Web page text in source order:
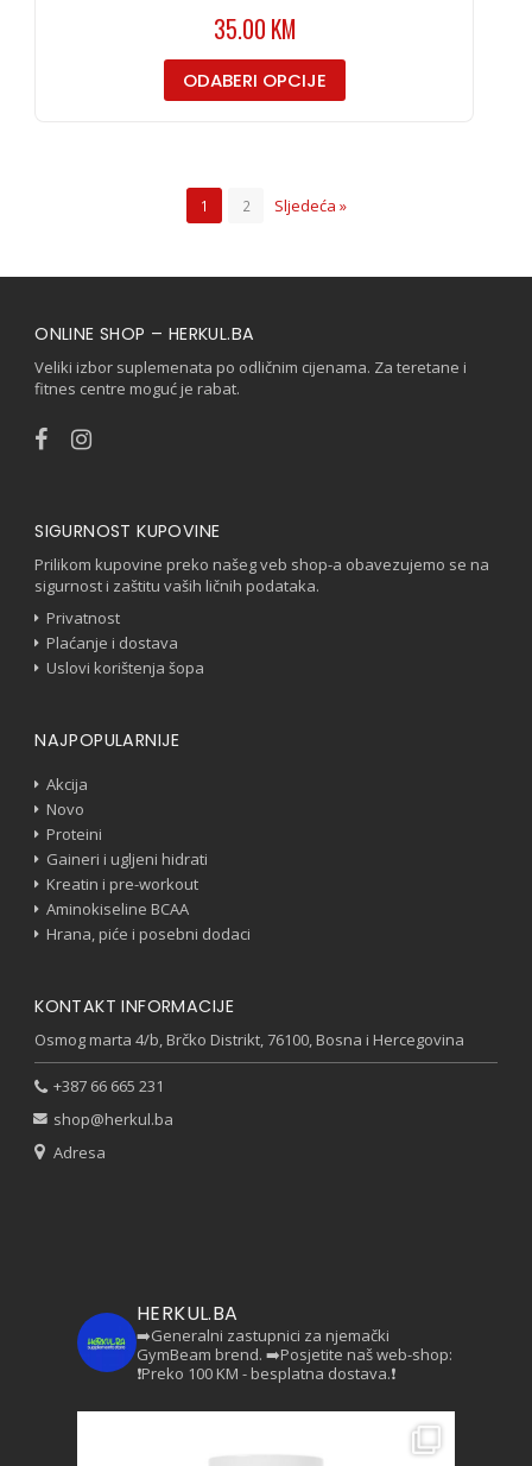
35.00 KM
ODABERI OPCIJE
1 2 Sljedeća »
ONLINE SHOP – HERKUL.BA
Veliki izbor suplemenata po odličnim cijenama. Za teretane i
fitnes centre moguć je rabat.
SIGURNOST KUPOVINE
Prilikom kupovine preko našeg veb shop-a obavezujemo se na
sigurnost i zaštitu vaših ličnih podataka.
Privatnost
Plaćanje i dostava
Uslovi korištenja šopa
NAJPOPULARNIJE
Akcija
Novo
Proteini
Gaineri i ugljeni hidrati
Kreatin i pre-workout
Aminokiseline BCAA
Hrana, piće i posebni dodaci
KONTAKT INFORMACIJE
Osmog marta 4/b, Brčko Distrikt, 76100, Bosna i Hercegovina
+387 66 665 231
shop@herkul.ba
Adresa
HERKUL.BA
➡️Generalni zastupnici za njemački
GymBeam brend. ➡️Posjetite naš web-shop:
❗Preko 100 KM - besplatna dostava.❗